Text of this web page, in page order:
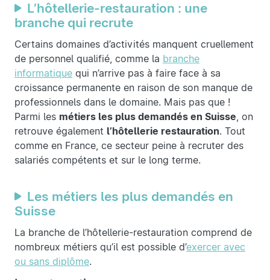
L’hôtellerie-restauration : une
branche qui recrute
Certains domaines d’activités manquent cruellement
de personnel qualifié, comme la branche
informatique qui n’arrive pas à faire face à sa
croissance permanente en raison de son manque de
professionnels dans le domaine. Mais pas que !
Parmi les métiers les plus demandés en Suisse, on
retrouve également l’hôtellerie restauration. Tout
comme en France, ce secteur peine à recruter des
salariés compétents et sur le long terme.
Les métiers les plus demandés en
Suisse
La branche de l’hôtellerie-restauration comprend de
nombreux métiers qu’il est possible d’exercer avec
ou sans diplôme.